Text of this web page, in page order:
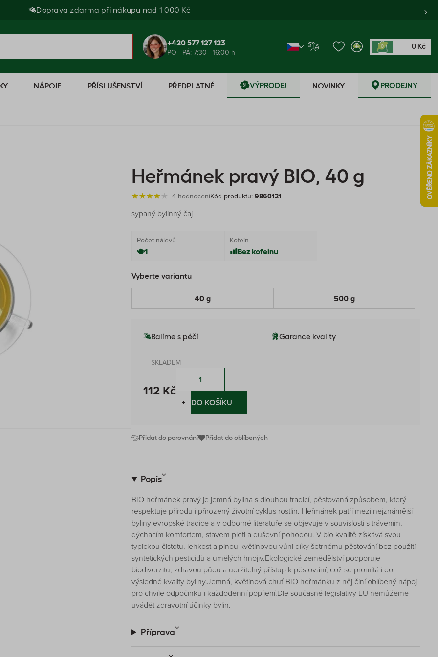
Doprava zdarma při nákupu nad 1 000 Kč
+420 577 127 123
PO - PÁ: 7:30 - 16:00 h
0 0 Kč
NÁPOJE PŘÍSLUŠENSTVÍ PŘEDPLATNÉ VÝPRODEJ NOVINKY PRODEJNY
Heřmánek pravý BIO, 40 g
4 hodnoceníKód produktu: 9860121
sypaný bylinný čaj
Počet nálevů
1
Kofein
Bez kofeinu
Vyberte variantu
40 g 500 g
Balíme s péčí Garance kvality
SKLADEM
112 Kč
−
+ DO KOŠÍKU
Přidat do porovnání Přidat do oblíbených
Popis
BIO heřmánek pravý je jemná bylina s dlouhou tradicí, pěstovaná způsobem, který
respektuje přírodu i přirozený životní cyklus rostlin. Heřmánek patří mezi nejznámější
byliny evropské tradice a v odborné literatuře se objevuje v souvislosti s trávením,
dýchacím komfortem, stavem pleti a duševní pohodou. V bio kvalitě získává svou
typickou čistotu, lehkost a plnou květinovou vůni díky šetrnému pěstování bez použití
syntetických pesticidů a umělých hnojiv.Ekologické zemědělství podporuje
biodiverzitu, zdravou půdu a udržitelný přístup k pěstování, což se promítá i do
výsledné kvality byliny.Jemná, květinová chuť BIO heřmánku z něj činí oblíbený nápoj
pro chvíle odpočinku i každodenní popíjení.Dle současné legislativy EU nemůžeme
uvádět zdravotní účinky bylin.
Příprava